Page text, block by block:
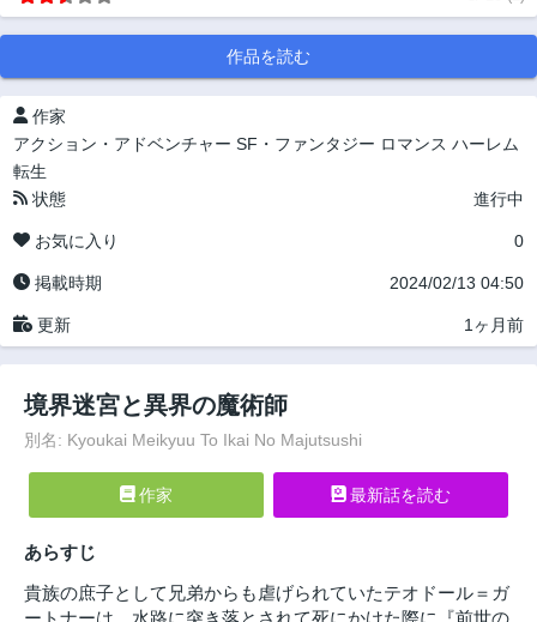
作品を読む
作家
アクション・アドベンチャー SF・ファンタジー ロマンス ハーレム
転生
状態
進行中
お気に入り 0
掲載時期 2024/02/13 04:50
更新 1ヶ月前
境界迷宮と異界の魔術師
別名: Kyoukai Meikyuu To Ikai No Majutsushi
作家 最新話を読む
あらすじ
貴族の庶子として兄弟からも虐げられていたテオドール＝ガ
ートナーは、水路に突き落とされて死にかけた際に『前世の